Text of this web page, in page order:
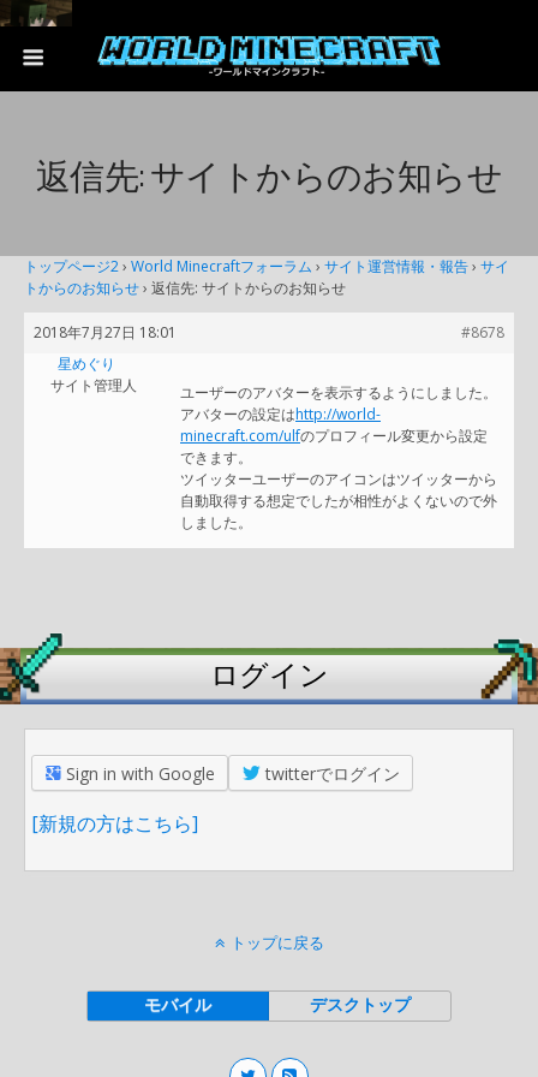
返信先: サイトからのお知らせ
トップページ2› World Minecraftフォーラム › サイト運営情報・報告› サイ
トからのお知らせ› 返信先: サイトからのお知らせ
2018年7月27日 18:01
#8678
星めぐり
サイト管理人
ユーザーのアバターを表示するようにしました。
アバターの設定はhttp://world-
minecraft.com/ulfのプロフィール変更から設定
できます。
ツイッターユーザーのアイコンはツイッターから
自動取得する想定でしたが相性がよくないので外
しました。
ログイン
Sign in with Google twitterでログイン
[新規の方はこちら]
トップに戻る
モバイル デスクトップ